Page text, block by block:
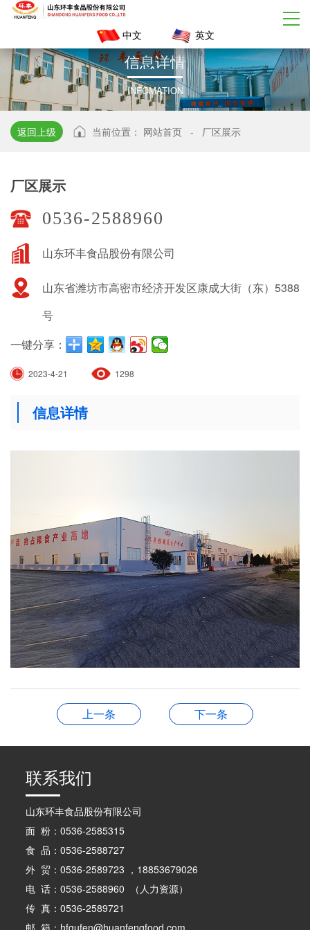
中文 英文
信息详情
INFOMATION
返回上级 当前位置： 网站首页 - 厂区展示
厂区展示
0536-2588960
山东环丰食品股份有限公司
山东省潍坊市高密市经济开发区康成大街（东）5388
号
一键分享：
2023-4-21 1298
信息详情
上一条 下一条
联系我们
山东环丰食品股份有限公司
面 粉：0536-2585315
食 品：0536-2588727
外 贸：0536-2589723 ，18853679026
电 话：0536-2588960 （人力资源）
传 真：0536-2589721
邮 箱：hfgufen@huanfengfood.com